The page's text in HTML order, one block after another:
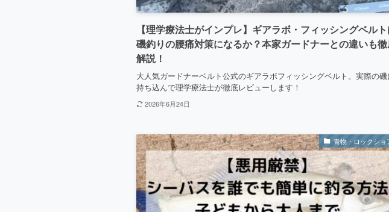
【理学療法士がインプレ】ギアラボ・フィッシングベル
磯釣りの腰痛対策になるか？本家ガードナーとの違いも
解説！
大人気ガードナーベルト公式のギアラボフィッシングベルト。実際の磯
持ち込んで理学療法士が徹底レビューします！
2026年6月24日
青物・ロックショ